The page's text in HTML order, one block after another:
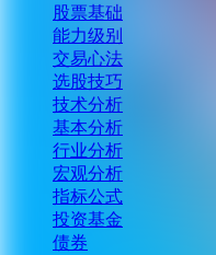
股票基础
能力级别
交易心法
选股技巧
技术分析
基本分析
行业分析
宏观分析
指标公式
投资基金
债券